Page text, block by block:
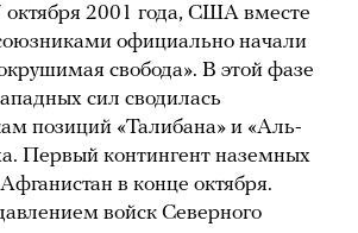
октября 2001 года, США вместе
официально начали
свобода». В этой фазе
сил сводилась
позиций «Талибана» и «Аль-
Первый контингент наземных
в конце октября.
войск Северного